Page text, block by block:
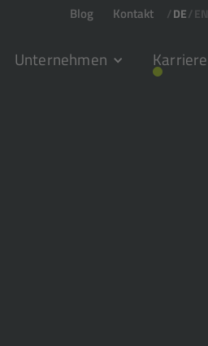
Blog Kontakt /DE/EN
Unternehmen Karriere